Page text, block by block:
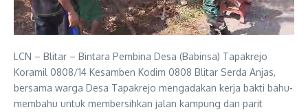
LCN – Blitar – Bintara Pembina Desa (Babinsa) Tapakrejo
Koramil 0808/14 Kesamben Kodim 0808 Blitar Serda Anjas,
bersama warga Desa Tapakrejo mengadakan kerja bakti bahu-
membahu untuk membersihkan jalan kampung dan parit